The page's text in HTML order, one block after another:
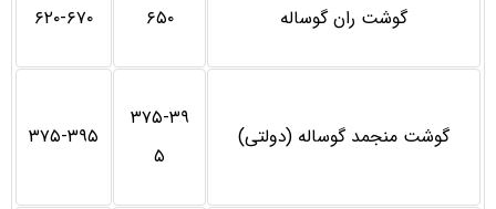
گوشت ران گوساله ۶۵۰ ۶۲۰-۶۷۰
گوشت منجمد گوساله (دولتی)
۳۷۵-۳۹
۵
۳۷۵-۳۹۵